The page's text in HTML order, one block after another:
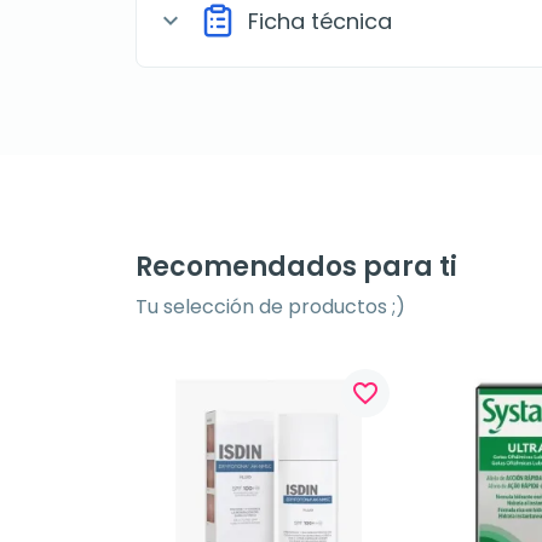
expand_more Ficha técnica
Recomendados para ti
Tu selección de productos ;)
favorite_border